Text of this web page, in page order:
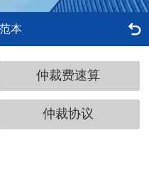
本 
仲裁费速算
仲裁协议